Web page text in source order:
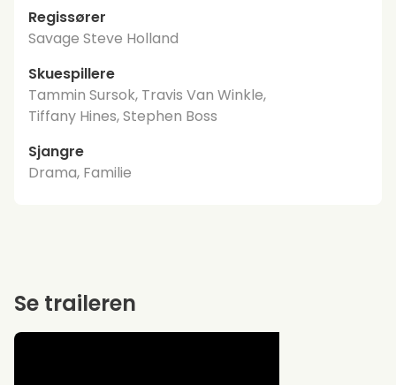
Regissører
Savage Steve Holland
Skuespillere
Tammin Sursok, Travis Van Winkle,
Tiffany Hines, Stephen Boss
Sjangre
Drama, Familie
Se traileren